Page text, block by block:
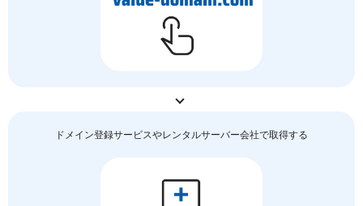
ドメイン登録サービスやレンタルサーバー会社で取得する